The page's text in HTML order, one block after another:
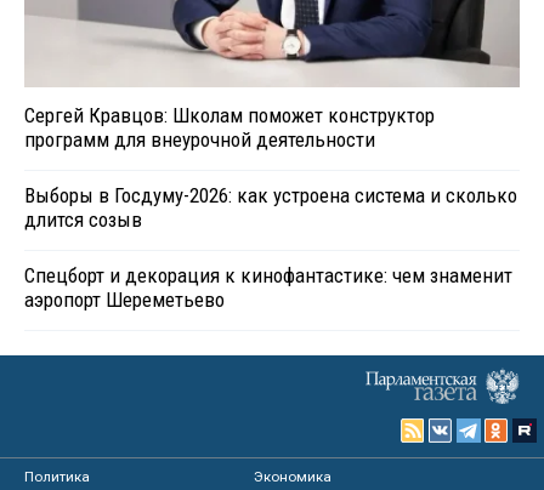
Сергей Кравцов: Школам поможет конструктор
программ для внеурочной деятельности
Выборы в Госдуму-2026: как устроена система и сколько
длится созыв
Спецборт и декорация к кинофантастике: чем знаменит
аэропорт Шереметьево
Политика
Экономика